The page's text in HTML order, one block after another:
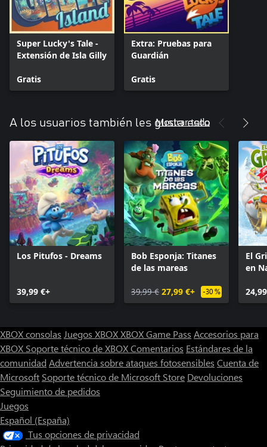
Super Lucky's Tale -
Extensión de Isla Gilly
Gratis
Extra: Pruebas para
Guardián
Gratis
A los usuarios también les gusta esto
Mostrar todo
Los Pitufos - Dreams
39,99 €+
Bob Esponja: Titanes
de las mareas
39,99 € 27,99 €+ -30 %
El
en
XBOX consolas Juegos XBOXXBOX Game Pass Accesorios para
XBOX Soporte técnico de XBOXComentarios Estándares de la
comunidad Advertencia sobre ataques fotosensibles Cuenta de
Microsoft Soporte técnico de Microsoft Store Devoluciones
Seguimiento de pedidos
Juegos
Español (España)
Tus opciones de privacidad